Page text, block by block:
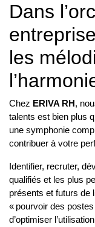
Dans
les
Chez ERIVA RH,
talents est bien plus
une symphonie
contribuer à votre
Identifier, recruter,
qualifiés et les plus
présents et futurs de
« pourvoir des
d’optimiser